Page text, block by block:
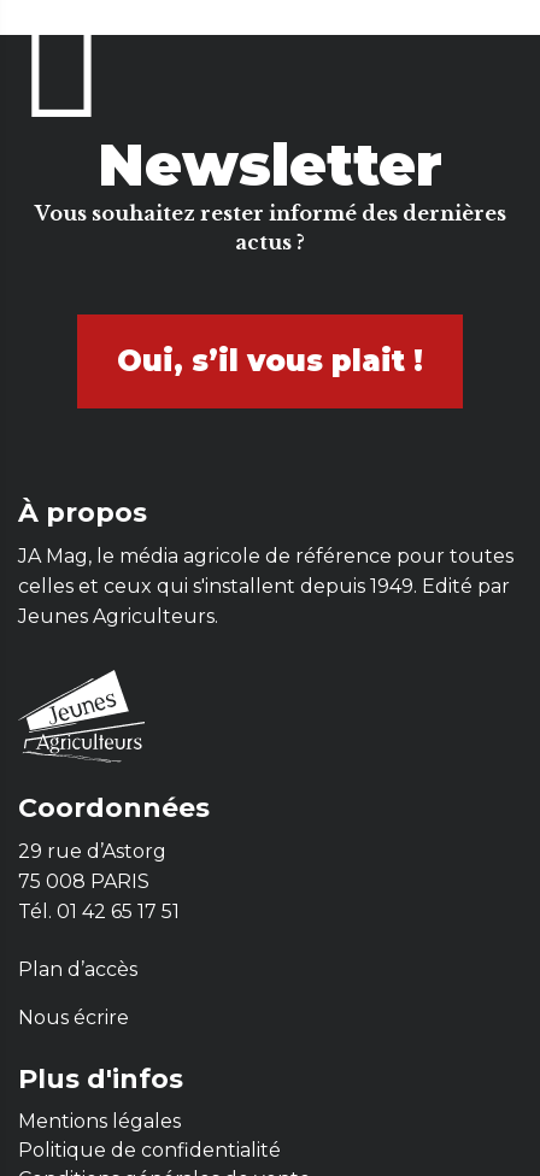
Newsletter
Vous souhaitez rester informé des dernières
actus ?
Oui, s’il vous plait !
À propos
JA Mag, le média agricole de référence pour toutes
celles et ceux qui s'installent depuis 1949. Edité par
Jeunes Agriculteurs.
Coordonnées
29 rue d’Astorg
75 008 PARIS
Tél. 01 42 65 17 51
Plan d’accès
Nous écrire
Plus d'infos
Mentions légales
Politique de confidentialité